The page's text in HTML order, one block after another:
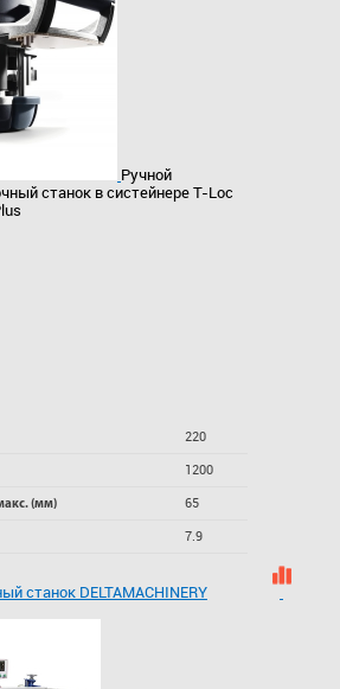
Ручной
станок в систейнере T-Loc
220
1200
(мм) 65
7.9
станок DELTAMACHINERY